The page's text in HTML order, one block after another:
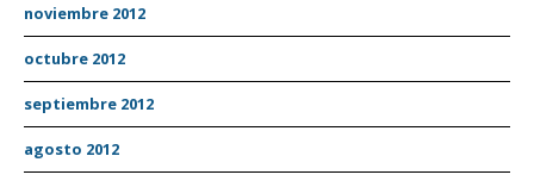
noviembre 2012
octubre 2012
septiembre 2012
agosto 2012